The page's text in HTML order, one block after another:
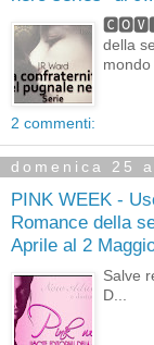
della
mondo
2 commenti:
domenica 25
PINK WEEK -
Romance della
Aprile al 2
Salve
D...